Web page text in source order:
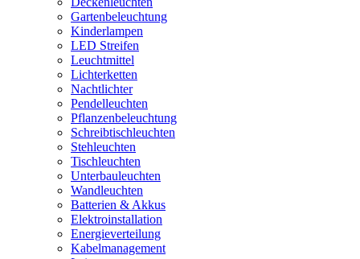
Gartenbeleuchtung
Kinderlampen
LED Streifen
Leuchtmittel
Lichterketten
Nachtlichter
Pendelleuchten
Pflanzenbeleuchtung
Schreibtischleuchten
Stehleuchten
Tischleuchten
Unterbauleuchten
Wandleuchten
Batterien & Akkus
Elektroinstallation
Energieverteilung
Kabelmanagement